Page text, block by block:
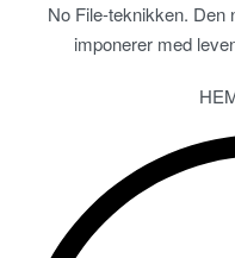
No File-teknikken. Den
imponerer med